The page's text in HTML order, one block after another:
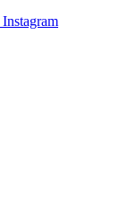
Instagram